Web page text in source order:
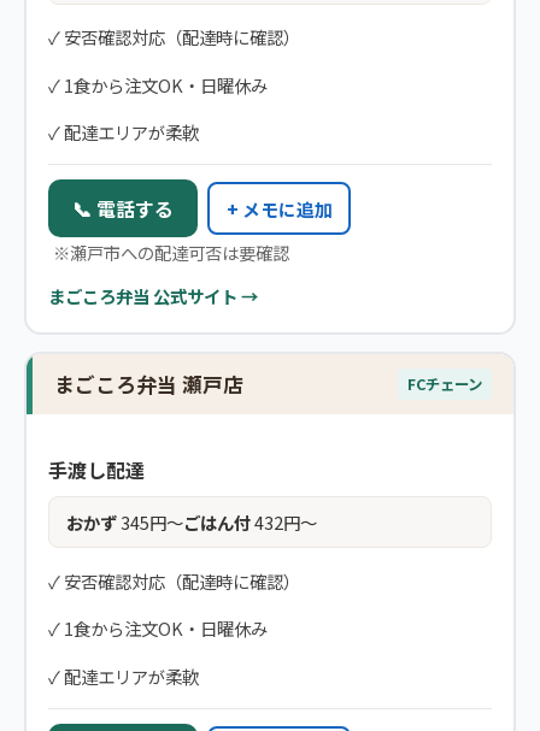
✓ 安否確認対応（配達時に確認）
✓ 1食から注文OK・日曜休み
✓ 配達エリアが柔軟
📞 電話する
+ メモに追加
※瀬戸市への配達可否は要確認
まごころ弁当 公式サイト →
まごころ弁当 瀬戸店 FCチェーン
手渡し配達
おかず345円〜ごはん付432円〜
✓ 安否確認対応（配達時に確認）
✓ 1食から注文OK・日曜休み
✓ 配達エリアが柔軟